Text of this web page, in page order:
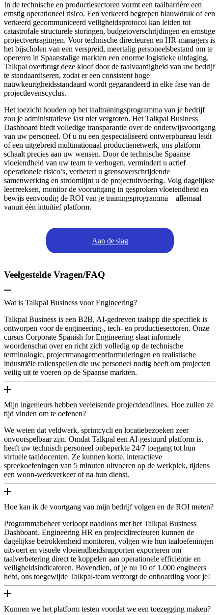
In de technische en productiesectoren vormt een taalbarrière een
ernstig operationeel risico. Een verkeerd begrepen blauwdruk of een
verkeerd gecommuniceerd veiligheidsprotocol kan leiden tot
catastrofale structurele storingen, budgetoverschrijdingen en ernstige
projectvertragingen. Voor technische directeuren en HR-managers is
het bijscholen van een verspreid, meertalig personeelsbestand om te
opereren in Spaanstalige markten een enorme logistieke uitdaging.
Talkpal overbrugt deze kloof door de taalvaardigheid van uw bedrijf
te standaardiseren, zodat er een consistent hoge
nauwkeurigheidsstandaard wordt gegarandeerd in elke fase van de
projectlevenscyclus.
Het toezicht houden op het taaltrainingsprogramma van je bedrijf
zou je administratieve last niet vergroten. Het Talkpal Business
Dashboard biedt volledige transparantie over de onderwijsvoortgang
van uw personeel. Of u nu een gespecialiseerd ontwerpbureau leidt
of een uitgebreid multinationaal productienetwerk, ons platform
schaalt precies aan uw wensen. Door de technische Spaanse
vloeiendheid van uw team te verhogen, vermindert u actief
operationele risico’s, verbetert u grensoverschrijdende
samenwerking en stroomlijnt u de projectuitvoering. Volg dagelijkse
leerreeksen, monitor de vooruitgang in gesproken vloeiendheid en
bewijs eenvoudig de ROI van je trainingsprogramma – allemaal
vanuit één intuïtief platform.
Aan de slag
Veelgestelde Vragen/FAQ
Wat is Talkpal Business voor Engineering?
Talkpal Business is een B2B, AI-gedreven taalapp die specifiek is
ontworpen voor de engineering-, tech- en productiesectoren. Onze
cursus Corporate Spanish for Engineering slaat informele
woordenschat over en richt zich volledig op de technische
terminologie, projectmanagementformuleringen en realistische
industriële rollenspellen die uw personeel nodig heeft om projecten
veilig uit te voeren op de Spaanse markten.
Mijn ingenieurs hebben veeleisende projectdeadlines. Hoe zullen ze
tijd vinden om te oefenen?
We weten dat veldwerk, sprintcycli en locatiebezoeken zeer
onvoorspelbaar zijn. Omdat Talkpal een AI-gestuurd platform is,
heeft uw technisch personeel onbeperkte 24/7 toegang tot hun
virtuele taaldocenten. Ze kunnen korte, interactieve
spreekoefeningen van 5 minuten uitvoeren op de werkplek, tijdens
een woon-werkverkeer of na hun dienst.
Hoe kan ik de voortgang van mijn bedrijf volgen en de ROI meten?
Programmabeheer verloopt naadloos met het Talkpal Business
Dashboard. Engineering HR en projectdirecteuren kunnen de
dagelijkse betrokkenheid monitoren, volgen wie hun taaloefeningen
uitvoert en visuele vloeiendheidsrapporten exporteren om
taalverbetering direct te koppelen aan operationele efficiëntie en
veiligheidsindicatoren. Bovendien, of je nu 10 of 1.000 engineers
hebt, ons toegewijde Talkpal-team verzorgt de onboarding voor je!
Kunnen we het platform testen voordat we een toezegging maken?